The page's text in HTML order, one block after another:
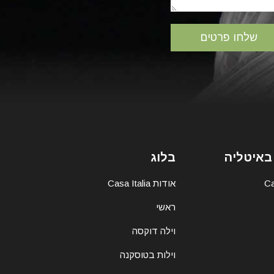
בלוג
אודות Casa Italia
ראשי
וילה דוקסה
וילות בטוסקנה